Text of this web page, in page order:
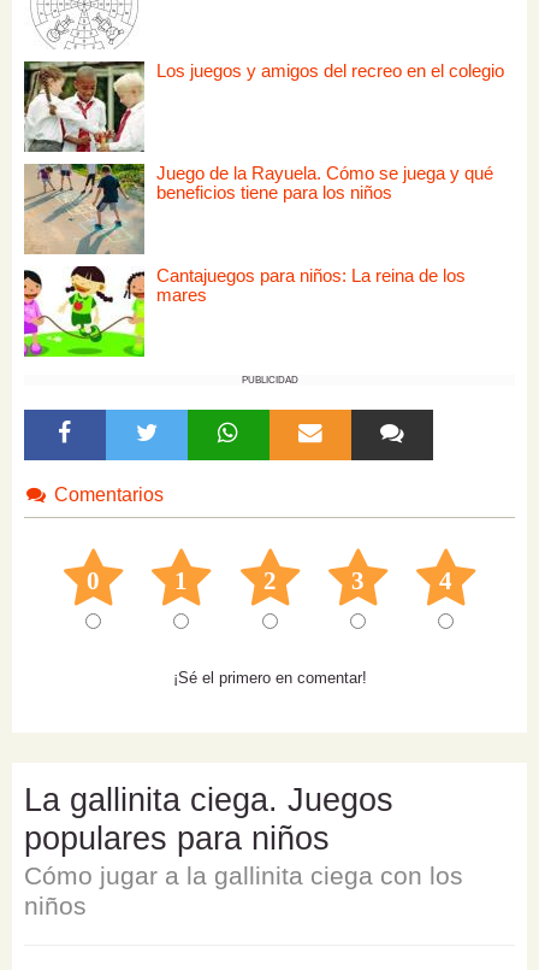
Los juegos y amigos del recreo en el colegio
Juego de la Rayuela. Cómo se juega y qué
beneficios tiene para los niños
Cantajuegos para niños: La reina de los
mares
PUBLICIDAD
Comentarios
0 1 2 3 4
¡Sé el primero en comentar!
La gallinita ciega. Juegos
populares para niños
Cómo jugar a la gallinita ciega con los
niños